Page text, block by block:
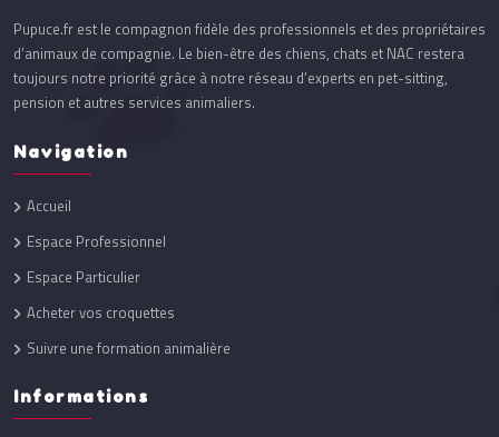
Pupuce.fr est le compagnon fidèle des professionnels et des propriétaires
d’animaux de compagnie. Le bien-être des chiens, chats et NAC restera
toujours notre priorité grâce à notre réseau d’experts en pet-sitting,
pension et autres services animaliers.
Navigation
Accueil
Espace Professionnel
Espace Particulier
Acheter vos croquettes
Suivre une formation animalière
Informations